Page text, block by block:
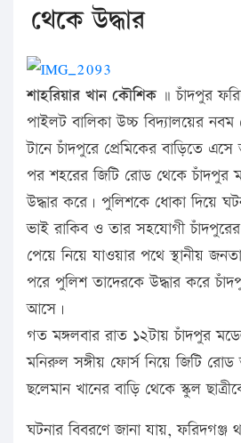
থেকে উদ্ধার
শাহরিয়ার খান কৌশিক॥ চাঁদপুর
পাইলট বালিকা উচ্চ বিদ্যালয়ের নবম
টানে চাঁদপুরে প্রেমিকের বাড়িতে
পর শহরের জিটি রোড থেকে চাঁদপুর
উদ্ধার করে। পুলিশকে ধোকা দিয়ে
ভাই রাকিব ও তার সহযোগী
পেয়ে নিয়ে যাওয়ার পথে স্থানীয়
পরে পুলিশ তাদেরকে উদ্ধার করে
আসে।
গত মঙ্গলবার রাত ১২টায় চাঁদপুর
মনিরুল সঙ্গীয় ফোর্স নিয়ে জিটি
ছলেমান খানের বাড়ি থেকে স্কুল
ঘটনার বিবরণে জানা যায়, ফরিদগঞ্জ